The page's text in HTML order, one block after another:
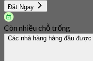
Đặt Ngay
Còn nhiều chỗ trống
Các nhà hàng hàng đầu